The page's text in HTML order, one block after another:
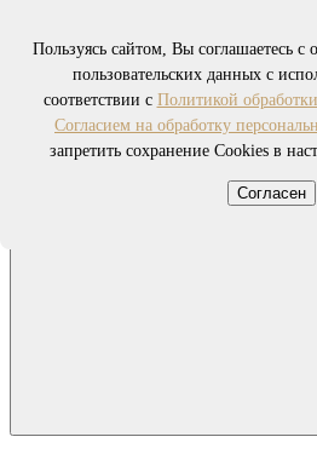
Пользуясь сайтом, Вы соглашаетесь с
пользовательских данных с
соответствии с Политикой
Согласием на обработку
запретить сохранение Cookies в
Согласен